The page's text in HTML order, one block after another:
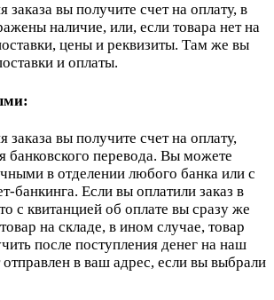
вы получите счет на оплату, в
наличие, или, если товара нет на
цены и реквизиты. Там же вы
и оплаты.
вы получите счет на оплату,
банковского перевода. Вы можете
в отделении любого банка или с
банкинга. Если вы оплатили заказ в
с квитанцией об оплате вы сразу же
на складе, в ином случае, товар
после поступления денег на наш
отправлен в ваш адрес, если вы выбрали